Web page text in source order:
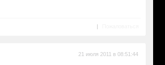
|
21 июля 2011 в 08:51:44